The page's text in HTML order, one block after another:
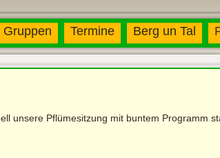
Gruppen Termine Berg un Tal
unsere Pflümesitzung mit buntem Programm